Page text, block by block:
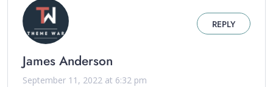
James Anderson
September 11, 2022 at 6:32 pm
REPLY